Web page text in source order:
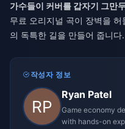
가수들이 커버를 갑자기 그만
무료 오리지널 곡이 장벽을
의 독특한 길을 만들어 줍니다.
작성자 정보
Ryan Patel
Game economy
with hands-on